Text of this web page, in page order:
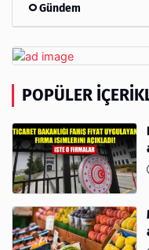
Gündem
POPÜLER